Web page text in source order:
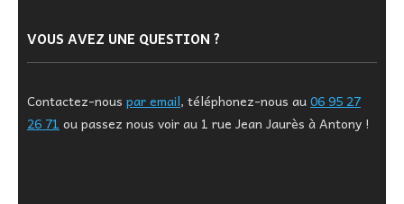
VOUS AVEZ UNE QUESTION ?
Contactez-nous par email, téléphonez-nous au06 95 27
26 71 ou passez nous voir au 1 rue Jean Jaurès à Antony !